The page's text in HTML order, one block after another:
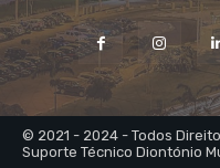
© 2021 - 2024 - Todos
Suporte Técnico Diontónio